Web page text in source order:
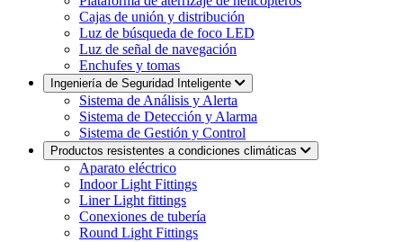
Cajas de unión y distribución
Luz de búsqueda de foco LED
Luz de señal de navegación
Enchufes y tomas
Ingeniería de Seguridad Inteligente
Sistema de Análisis y Alerta
Sistema de Detección y Alarma
Sistema de Gestión y Control
Productos resistentes a condiciones climáticas
Aparato eléctrico
Indoor Light Fittings
Liner Light fittings
Conexiones de tubería
Round Light Fittings